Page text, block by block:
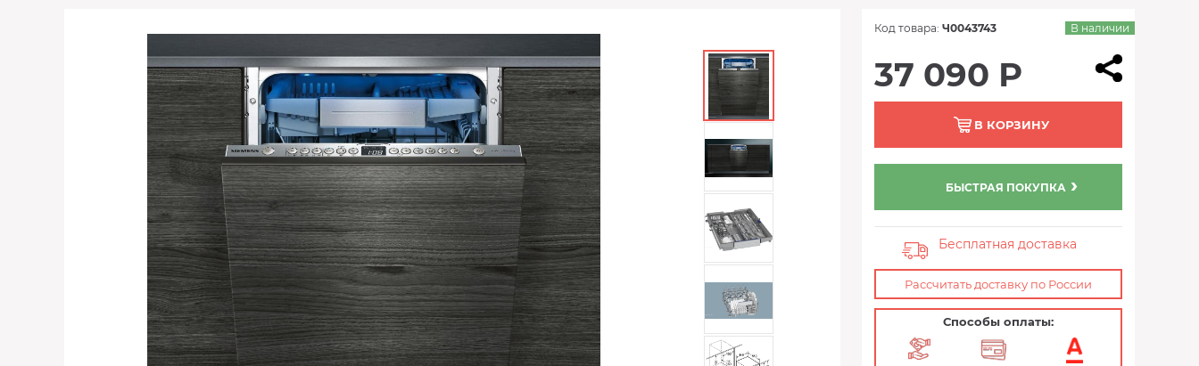
Код товара: Ч0043743 В наличии
37 090 Р
В КОРЗИНУ
БЫСТРАЯ ПОКУПКА
Бесплатная доставка
Рассчитать доставку по России
Способы оплаты: